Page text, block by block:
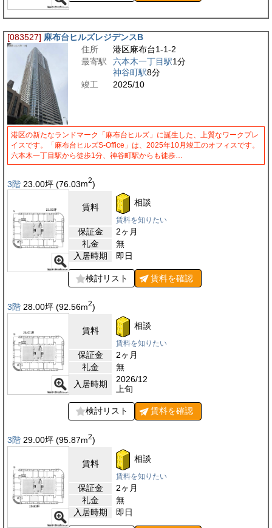
[083527] 麻布台ヒルズレジデンスB
住所
港区麻布台1-1-2
最寄駅
六本木一丁目駅1分
神谷町駅8分
竣工
2025/10
港区の新たなランドマーク「麻布台ヒルズ」に誕生した、上質なワークプレ
イスです。「麻布台ヒルズS-Office」は、2025年10月竣工のオフィスです。
六本木一丁目駅から徒歩1分、神谷町駅からも徒歩…
3階 23.00坪 (76.03m2)
賃料 相談
賃料を知りたい
保証金
2ヶ月
礼金
無
入居時期
即日
検討リスト 賃料を確認
3階 28.00坪 (92.56m2)
賃料 相談
賃料を知りたい
保証金
2ヶ月
礼金
無
入居時期
2026/12
上旬
検討リスト 賃料を確認
3階 29.00坪 (95.87m2)
賃料 相談
賃料を知りたい
保証金
2ヶ月
礼金
無
入居時期
即日